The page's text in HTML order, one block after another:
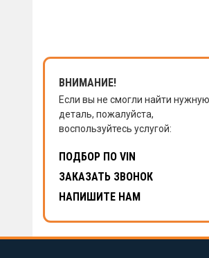
ВНИМАНИЕ!
Если вы не смогли найти нужную
деталь, пожалуйста,
воспользуйтесь услугой:
ПОДБОР ПО VIN
ЗАКАЗАТЬ ЗВОНОК
НАПИШИТЕ НАМ